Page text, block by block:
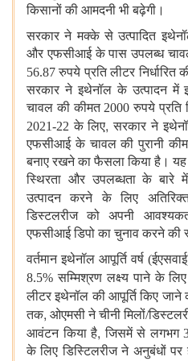
किसानों की आमदनी भी बढ़ेगी।
सरकार ने मक्के से उत्पादित
और एफसीआई के पास उपलब्ध
56.87 रुपये प्रति लीटर निर्धारित
सरकार ने इथेनॉल के उत्पादन में
चावल की कीमत 2000 रुपये प्रति
2021-22 के लिए,सरकार ने
एफसीआई के चावल की पुरानी
बनाए रखने का फैसला किया है। यह
स्थिरता और उपलब्धता के बारे
उत्पादन करने के लिए
डिस्टलरीज को अपनी
एफसीआई डिपो का चुनाव करने की
वर्तमान इथेनॉल आपूर्ति वर्ष
8.5% सम्मिश्रण लक्ष्य पाने के लिए
लीटर इथेनॉल की आपूर्ति किए
तक, ओएमसी ने चीनी मिलों/
आवंटन किया है,जिसमें से लगभग
के लिए डिस्टिलरीज ने अनुबंधों पर